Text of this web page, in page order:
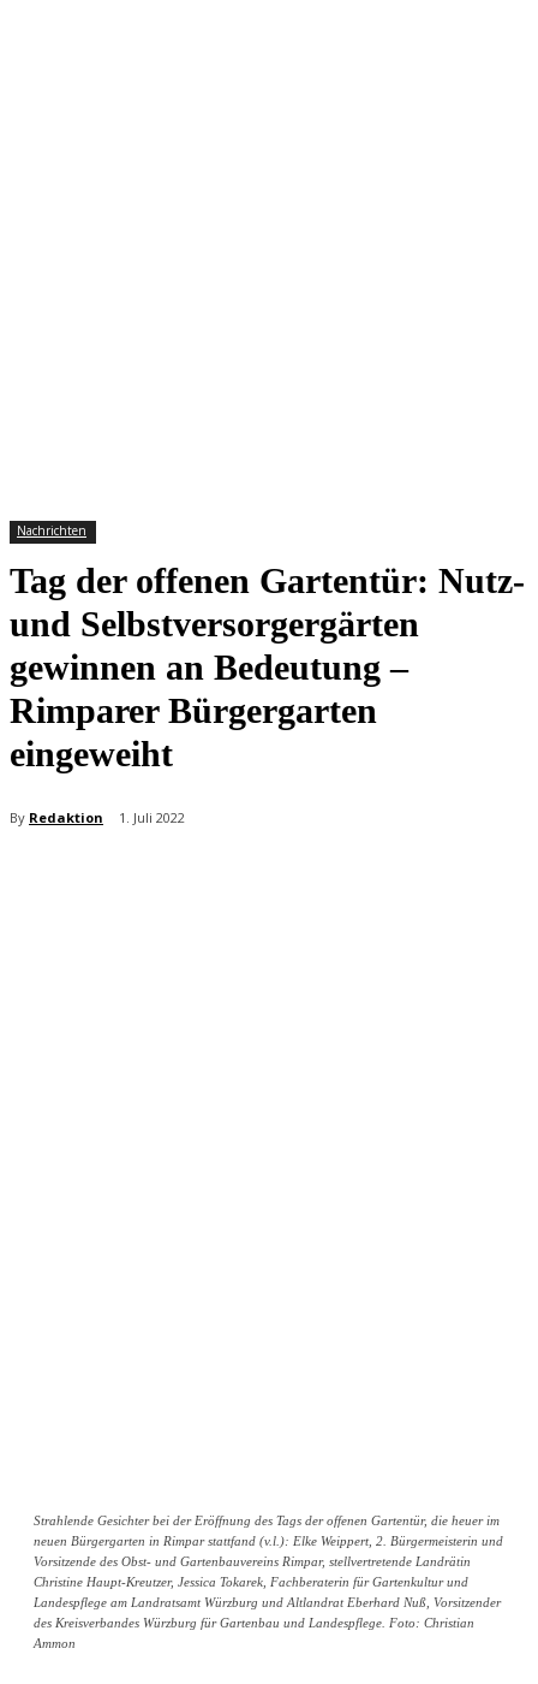
Nachrichten
Tag der offenen Gartentür: Nutz-
und Selbstversorgergärten
gewinnen an Bedeutung –
Rimparer Bürgergarten
eingeweiht
By Redaktion 1. Juli 2022
Strahlende Gesichter bei der Eröffnung des Tags der offenen Gartentür, die heuer im
neuen Bürgergarten in Rimpar stattfand (v.l.): Elke Weippert, 2. Bürgermeisterin und
Vorsitzende des Obst- und Gartenbauvereins Rimpar, stellvertretende Landrätin
Christine Haupt-Kreutzer, Jessica Tokarek, Fachberaterin für Gartenkultur und
Landespflege am Landratsamt Würzburg und Altlandrat Eberhard Nuß, Vorsitzender
des Kreisverbandes Würzburg für Gartenbau und Landespflege. Foto: Christian
Ammon